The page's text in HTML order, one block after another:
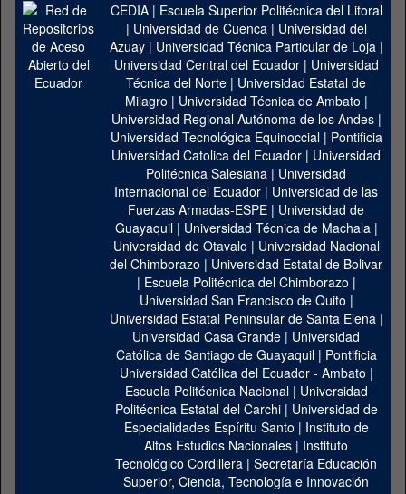
CEDIA| Escuela Superior Politécnica del Litoral
| Universidad de Cuenca| Universidad del
Azuay| Universidad Técnica Particular de Loja|
Universidad Central del Ecuador| Universidad
Técnica del Norte | Universidad Estatal de
Milagro | Universidad Técnica de Ambato |
Universidad Regional Autónoma de los Andes|
Universidad Tecnológica Equinoccial| Pontificia
Universidad Catolica del Ecuador | Universidad
Politécnica Salesiana | Universidad
Internacional del Ecuador | Universidad de las
Fuerzas Armadas-ESPE | Universidad de
Guayaquil| Universidad Técnica de Machala|
Universidad de Otavalo | Universidad Nacional
del Chimborazo | Universidad Estatal de Bolivar
| Escuela Politécnica del Chimborazo |
Universidad San Francisco de Quito |
Universidad Estatal Peninsular de Santa Elena|
Universidad Casa Grande | Universidad
Católica de Santiago de Guayaquil| Pontificia
Universidad Católica del Ecuador - Ambato |
Escuela Politécnica Nacional| Universidad
Politécnica Estatal del Carchi| Universidad de
Especialidades Espíritu Santo | Instituto de
Altos Estudios Nacionales | Instituto
Tecnológico Cordillera | Secretaría Educación
Superior, Ciencia, Tecnología e Innovación